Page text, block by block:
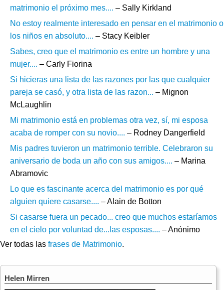
matrimonio el próximo mes.... – Sally Kirkland
No estoy realmente interesado en pensar en el matrimonio o
los niños en absoluto.... – Stacy Keibler
Sabes, creo que el matrimonio es entre un hombre y una
mujer.... – Carly Fiorina
Si hicieras una lista de las razones por las que cualquier
pareja se casó, y otra lista de las razon... – Mignon
McLaughlin
Mi matrimonio está en problemas otra vez, sí, mi esposa
acaba de romper con su novio.... – Rodney Dangerfield
Mis padres tuvieron un matrimonio terrible. Celebraron su
aniversario de boda un año con sus amigos.... – Marina
Abramovic
Lo que es fascinante acerca del matrimonio es por qué
alguien quiere casarse.... – Alain de Botton
Si casarse fuera un pecado... creo que muchos estaríamos
en el cielo por voluntad de...las esposas.... – Anónimo
Ver todas las frases de Matrimonio.
Helen Mirren